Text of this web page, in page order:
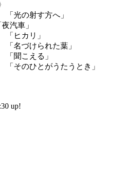
光の射す方へ」
車」
ヒカリ」
けられた葉」
聞こえる」
とがうたうとき」
up!